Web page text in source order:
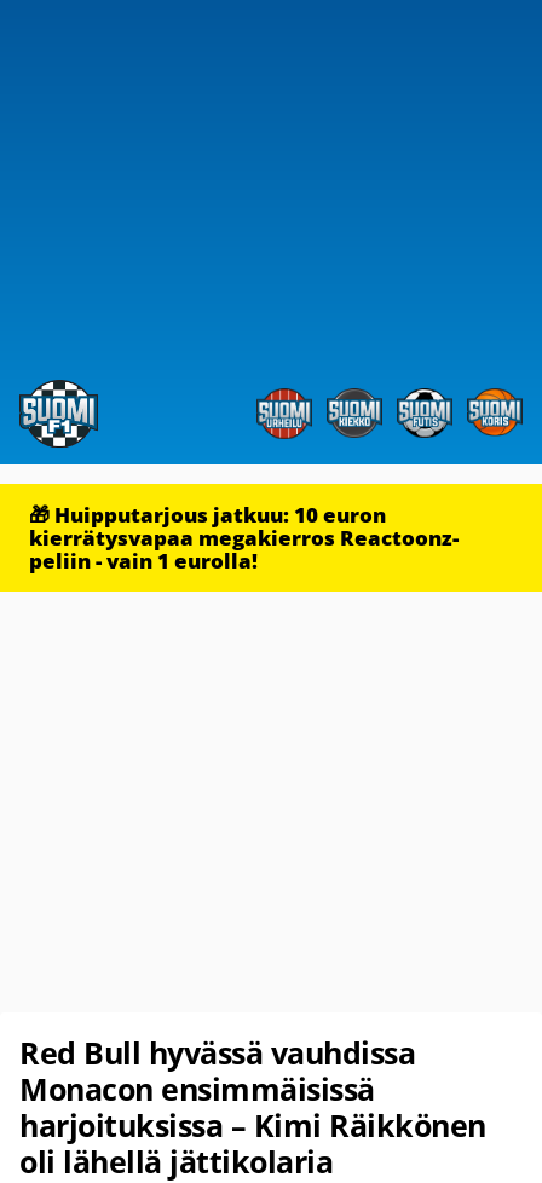
🎁 Huipputarjous jatkuu: 10 euron
kierrätysvapaa megakierros Reactoonz-
peliin - vain 1 eurolla!
Red Bull hyvässä vauhdissa
Monacon ensimmäisissä
harjoituksissa – Kimi Räikkönen
oli lähellä jättikolaria